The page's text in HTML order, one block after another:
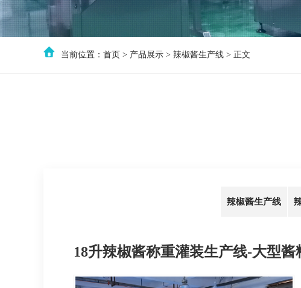
当前位置： 首页 > 产品展示 > 辣椒酱生产线 > 正文
辣椒酱生产线
18升辣椒酱称重灌装生产线-大型酱